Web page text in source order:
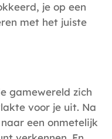
je op een
met het juiste
gamewereld zich
voor je uit. Na
een onmetelijk